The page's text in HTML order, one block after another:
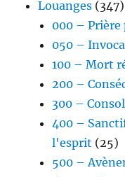
Louanges (347)
000 – Prière
050 –
100 – Mort
200 –
300 –
400 –
l'esprit (25)
500 –